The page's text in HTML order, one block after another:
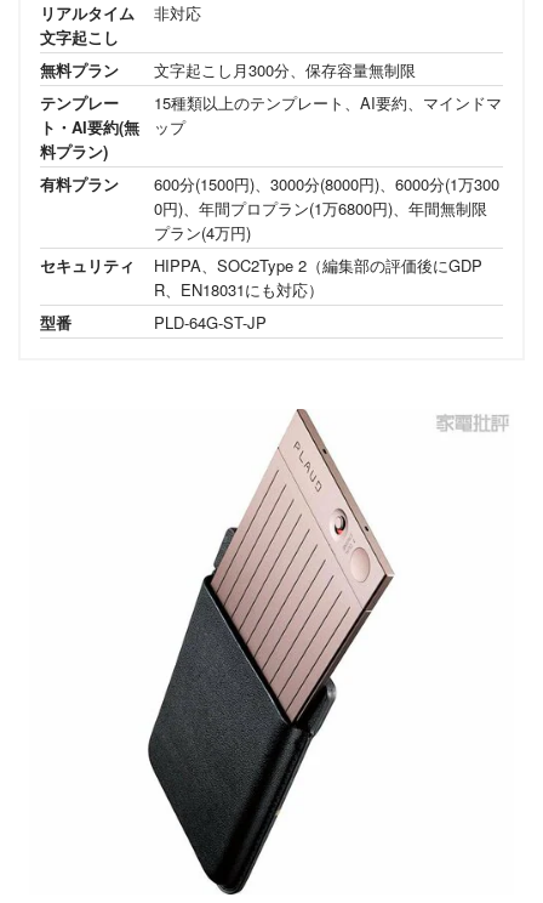
リアルタイム
文字起こし
非対応
無料プラン
文字起こし月300分、保存容量無制限
テンプレー
ト・AI要約(無
料プラン)
15種類以上のテンプレート、AI要約、マインドマ
ップ
有料プラン
600分(1500円)、3000分(8000円)、6000分(1万300
0円)、年間プロプラン(1万6800円)、年間無制限
プラン(4万円)
セキュリティ
HIPPA、SOC2Type 2（編集部の評価後にGDP
R、EN18031にも対応）
型番
PLD-64G-ST-JP